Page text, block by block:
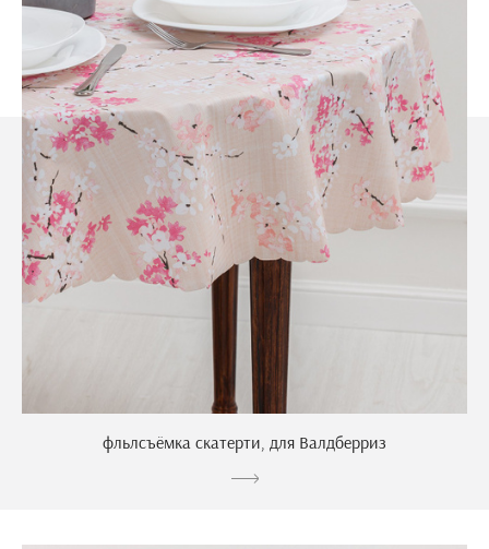
фльлсъёмка скатерти, для Валдберриз